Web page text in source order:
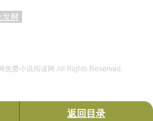
发酵
返回目录
免费小说阅读网 All Rights Reserved.